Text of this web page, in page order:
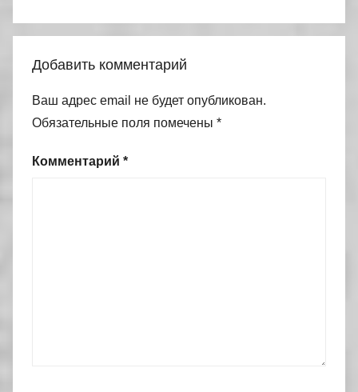
Добавить комментарий
Ваш адрес email не будет опубликован.
Обязательные поля помечены *
Комментарий *